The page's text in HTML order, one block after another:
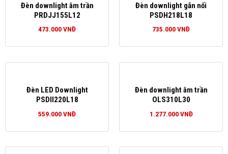
Đèn downlight âm trần
PRDJJ155L12
473.000VNĐ
Đèn downlight gắn nổi
PSDH218L18
735.000VNĐ
Đèn LED Downlight
PSDII220L18
559.000VNĐ
Đèn downlight âm trần
OLS310L30
1.277.000VNĐ